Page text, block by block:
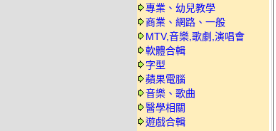
專業、幼兒教學
商業、網路、一般
MTV,音樂,歌劇,演唱會
軟體合輯
字型
蘋果電腦
音樂、歌曲
醫學相關
遊戲合輯